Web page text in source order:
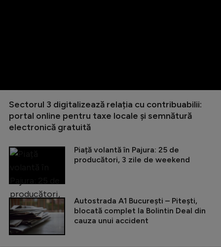
Sectorul 3 digitalizează relația cu contribuabilii:
portal online pentru taxe locale și semnătură
electronică gratuită
Piață volantă în Pajura: 25 de
producători, 3 zile de weekend
Autostrada A1 București – Pitești,
blocată complet la Bolintin Deal din
cauza unui accident